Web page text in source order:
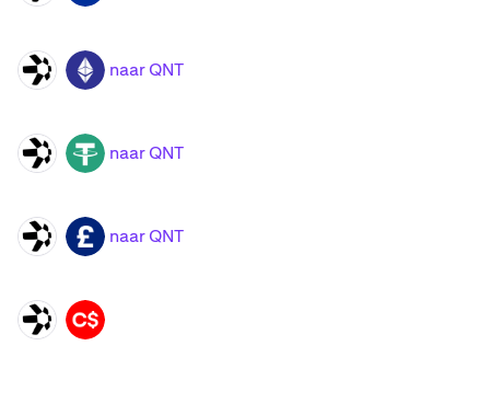
QNT ETH naar QNT
QNT USDT naar QNT
QNT GBP naar QNT
QNT CAD